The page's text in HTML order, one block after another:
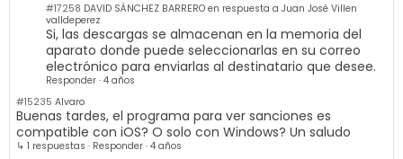
#17258
valldeperez
Si, las descargas se almacenan en la memoria del
aparato donde puede seleccionarlas en su correo
electrónico para enviarlas al destinatario que desee.
Responder · 4 años
#15235 Alvaro
Buenas tardes, el programa para ver sanciones es
compatible con iOS? O solo con Windows? Un saludo
↳ 1 respuestas · Responder · 4 años